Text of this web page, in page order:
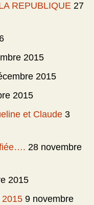
REPUBLIQUE 27
2015
2015
2015
et Claude 3
28 novembre
2015
2015 9 novembre